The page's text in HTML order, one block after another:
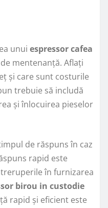
unui espressor cafea
mentenanță. Aflați
și care sunt costurile
trebuie să includă
și înlocuirea pieselor
de răspuns în caz
rapid este
în furnizarea
birou in custodie
rapid și eficient este